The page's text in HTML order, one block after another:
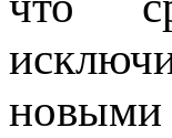
новыми